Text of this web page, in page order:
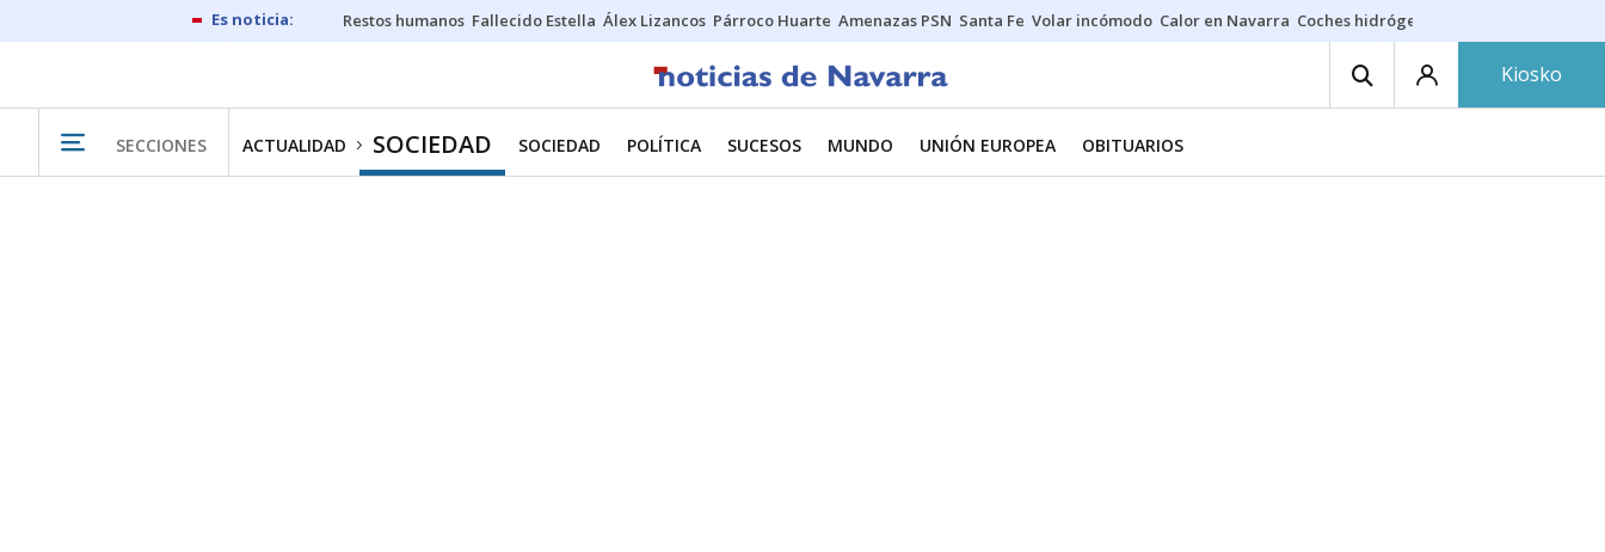
Restos humanos Fallecido Estella Álex Lizancos Párroco Huarte Amenazas PSN Santa Fe Volar incómodo Calor en Navarra Coches hidrógeno
Kiosko
SECCIONES ACTUALIDAD SOCIEDAD SOCIEDAD POLÍTICA SUCESOS MUNDO UNIÓN EUROPEA OBITUARIOS